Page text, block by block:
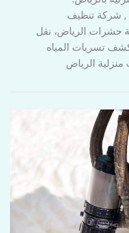
شركة تنظيف
حشرات الرياض، نقل
تسربات المياه
الرياض